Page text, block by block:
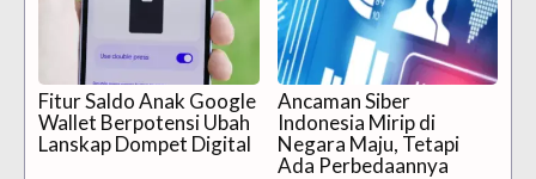
Fitur Saldo Anak Google
Wallet Berpotensi Ubah
Lanskap Dompet Digital
Ancaman Siber
Indonesia Mirip di
Negara Maju, Tetapi
Ada Perbedaannya